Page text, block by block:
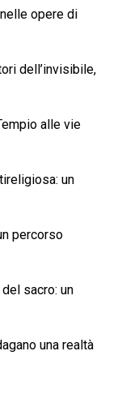
opere di
dell’invisibile,
alle vie
un
percorso
del sacro: un
una realtà